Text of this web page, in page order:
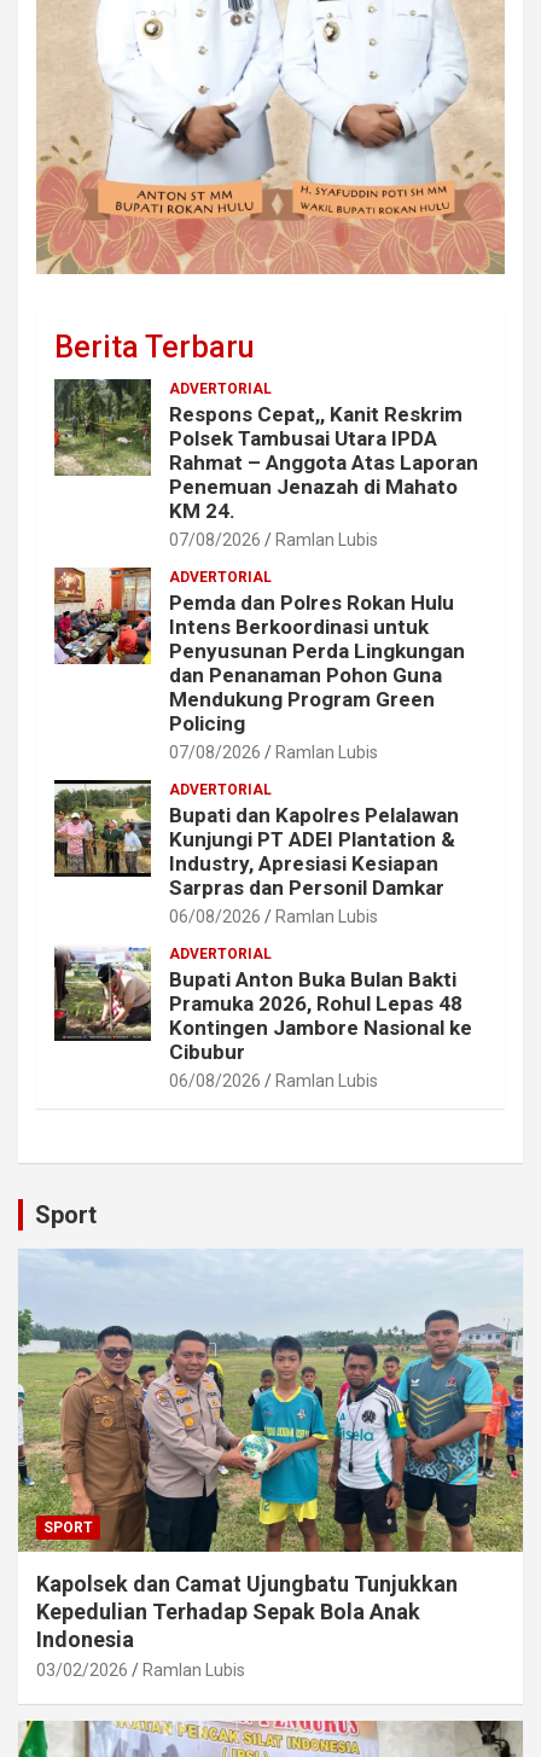
Berita Terbaru
ADVERTORIAL
Respons Cepat,, Kanit Reskrim
Polsek Tambusai Utara IPDA
Rahmat – Anggota Atas Laporan
Penemuan Jenazah di Mahato
KM 24.
07/08/2026 Ramlan Lubis
ADVERTORIAL
Pemda dan Polres Rokan Hulu
Intens Berkoordinasi untuk
Penyusunan Perda Lingkungan
dan Penanaman Pohon Guna
Mendukung Program Green
Policing
07/08/2026 Ramlan Lubis
ADVERTORIAL
Bupati dan Kapolres Pelalawan
Kunjungi PT ADEI Plantation &
Industry, Apresiasi Kesiapan
Sarpras dan Personil Damkar
06/08/2026 Ramlan Lubis
ADVERTORIAL
Bupati Anton Buka Bulan Bakti
Pramuka 2026, Rohul Lepas 48
Kontingen Jambore Nasional ke
Cibubur
06/08/2026 Ramlan Lubis
Sport
SPORT
Kapolsek dan Camat Ujungbatu Tunjukkan
Kepedulian Terhadap Sepak Bola Anak
Indonesia
03/02/2026 Ramlan Lubis